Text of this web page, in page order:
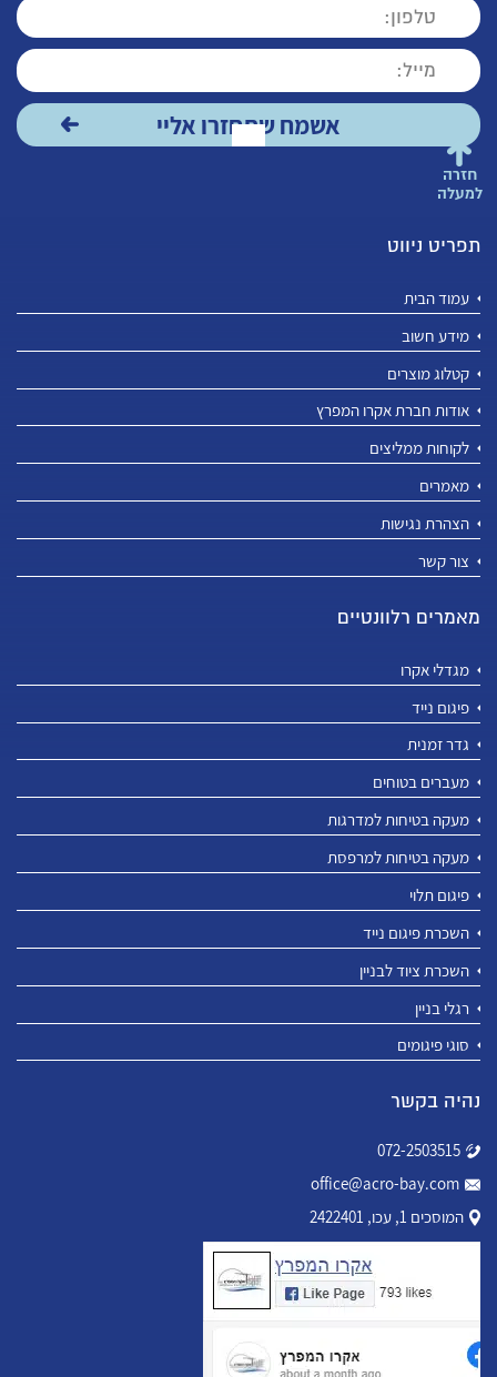
חזרה
למעלה
תפריט ניווט
עמוד הבית
מידע חשוב
קטלוג מוצרים
אודות חברת אקרו המפרץ
לקוחות ממליצים
מאמרים
הצהרת נגישות
צור קשר
מאמרים רלוונטיים
מגדלי אקרו
פיגום נייד
גדר זמנית
מעברים בטוחים
מעקה בטיחות למדרגות
מעקה בטיחות למרפסת
פיגום תלוי
השכרת פיגום נייד
השכרת ציוד לבניין
רגלי בניין
סוגי פיגומים
נהיה בקשר
072-2503515
office@acro-bay.com
המוסכים 1, עכו, 2422401